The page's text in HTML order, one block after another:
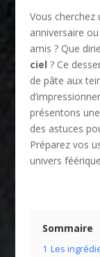
Vous cherchez
anniversaire
amis ? Que
ciel ? Ce
de pâte aux
présentons
des astuces
Préparez vos
univers
Sommaire
1 Les